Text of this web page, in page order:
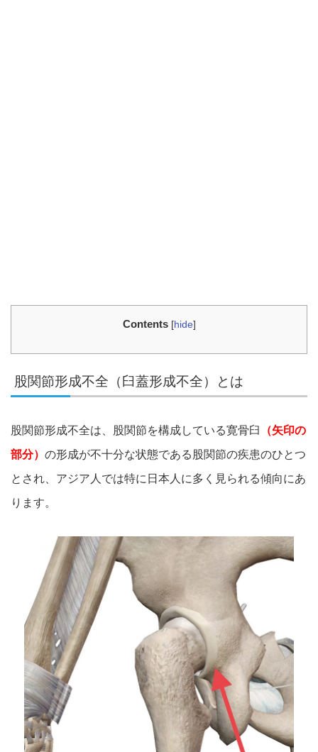
Contents [hide]
股関節形成不全（臼蓋形成不全）とは
股関節形成不全は、股関節を構成している寛骨臼
（矢印の
部分） の形成が不十分な状態である股関節の疾患のひとつ
とされ、アジア人では特に日本人に多く見られる傾向にあ
ります。